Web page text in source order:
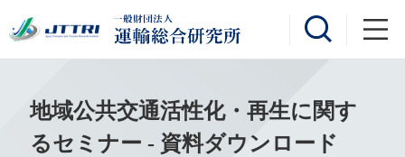
地域公共交通活性化・再生に関す
るセミナー - 資料ダウンロード